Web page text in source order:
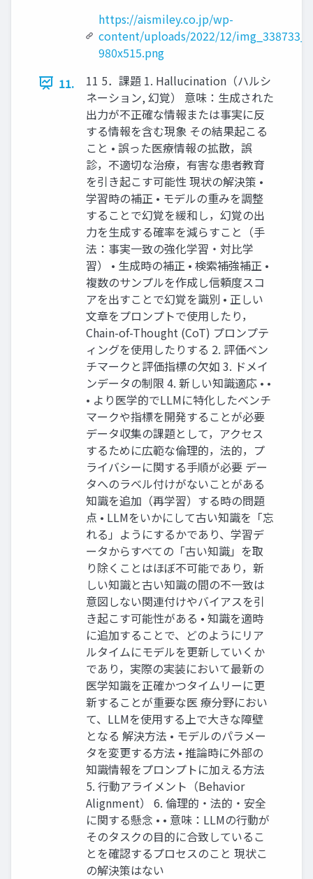
https://aismiley.co.jp/wp-
content/uploads/2022/12/
980x515.png
11.
11 5．課題 1. Hallucination（ハルシ
ネーション, 幻覚） 意味：⽣成された
出⼒が不正確な情報または事実に反
する情報を含む現象 その結果起こる
こと • 誤った医療情報の拡散，誤
診，不適切な治療，有害な患者教育
を引き起こす可能性 現状の解決策 •
学習時の補正 • モデルの重みを調整
することで幻覚を緩和し，幻覚の出
⼒を⽣成する確率を減らすこと（⼿
法：事実⼀致の強化学習・対⽐学
習） • ⽣成時の補正 • 検索補強補正 •
複数のサンプルを作成し信頼度スコ
アを出すことで幻覚を識別 • 正しい
⽂章をプロンプトで使⽤したり，
Chain-of-Thought (CoT) プロンプテ
ィングを使⽤したりする 2. 評価ベン
チマークと評価指標の⽋如 3. ドメイ
ンデータの制限 4. 新しい知識適応 • •
• より医学的でLLMに特化したベンチ
マークや指標を開発することが必要
データ収集の課題として，アクセス
するために広範な倫理的，法的，プ
ライバシーに関する⼿順が必要 デー
タへのラベル付けがないことがある
知識を追加（再学習）する時の問題
点 • LLMをいかにして古い知識を「忘
れる」ようにするかであり、学習デ
ータからすべての「古い知識」を取
り除くことはほぼ不可能であり，新
しい知識と古い知識の間の不⼀致は
意図しない関連付けやバイアスを引
き起こす可能性がある • 知識を適時
に追加することで、どのようにリア
ルタイムにモデルを更新していくか
であり，実際の実装において最新の
医学知識を正確かつタイムリーに更
新することが重要な医 療分野におい
て、LLMを使⽤する上で⼤きな障壁
となる 解決⽅法 • モデルのパラメー
タを変更する⽅法 • 推論時に外部の
知識情報をプロンプトに加える⽅法
5. ⾏動アライメント（Behavior
Alignment） 6. 倫理的・法的・安全
に関する懸念 • • 意味：LLMの⾏動が
そのタスクの⽬的に合致しているこ
とを確認するプロセスのこと 現状こ
の解決策はない